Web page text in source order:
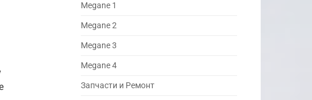
Megane 1
Megane 2
Megane 3
Megane 4
Запчасти и Ремонт